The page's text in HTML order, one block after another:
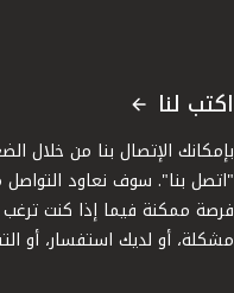
اكتب لنا
بإمكانك الإتصال بنا من خلال
"اتصل بنا". سوف نعاود
فرصة ممكنة فيما إذا كنت ترغب
مشكلة، أو لديك استفسار، أو